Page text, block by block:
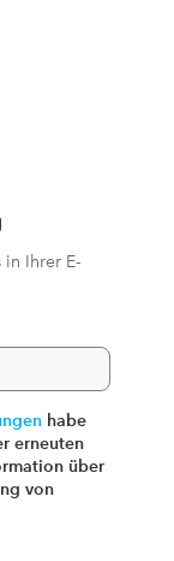
in Ihrer E-
habe
erneuten
über
von